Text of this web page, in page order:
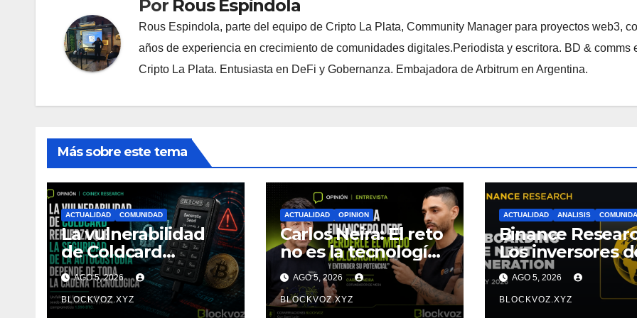
Por Rous Espindola
Rous Espindola, parte del equipo de Cripto La Plata, Community Manager para proyectos web3,
años de experiencia en crecimiento de comunidades digitales.Periodista y escritora. BD & comms
Cripto La Plata. Entusiasta en DeFi y Gobernanza. Embajadora de Arbitrum en Argentina.
Más sobre este tema
ACTUALIDAD COMUNIDAD
La vulnerabilidad
de Coldcard
refuerza que la
seguridad de la
autocustodia
AGO 5, 2026
BLOCKVOZ.XYZ
ACTUALIDAD OPINION
Carlos Neira: El reto
no es la tecnología,
sino el miedo a
entenderla
AGO 5, 2026
BLOCKVOZ.XYZ
ACTUALIDAD ANALISIS
Binance
Los inversores
Generación Z
empiezan más
jóvenes y
AGO 5, 2026
BLOCKVOZ.XYZ